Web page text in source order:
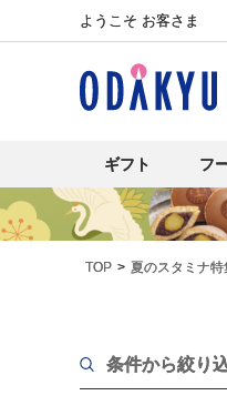
ようこそ お客さま
ギフト フ
TOP 夏のスタミナ特
条件から絞り